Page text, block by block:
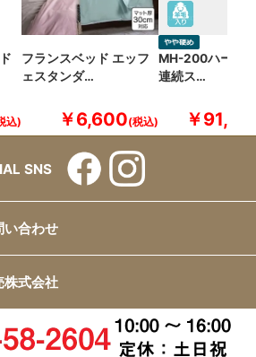
フランスベッド エッフ
ェスタンダ…
￥6,600
MH-200ハード
連続ス…
￥
SNS
い合わせ
株式会社